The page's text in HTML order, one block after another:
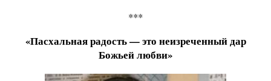
***
«Пасхальная радость — это неизреченный дар
Божьей любви»